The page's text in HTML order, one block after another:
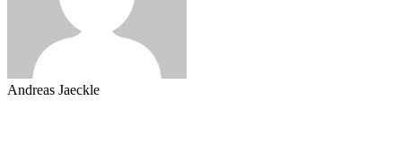
Andreas Jaeckle